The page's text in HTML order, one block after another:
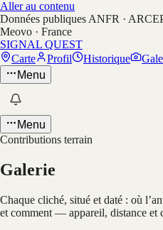
Aller au contenu
Données publiques ANFR ·
Meovo · France
SIGNAL QUEST
Carte
Profil Historique
Menu
Menu
Contributions terrain
Galerie
Chaque cliché, situé et daté : où
et comment — appareil, distance et